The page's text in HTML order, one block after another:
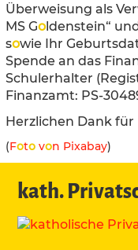
Überweisung als
MS Goldenstein“
sowie Ihr
Spende an das
Schulerhalter
Finanzamt: PS-
Herzlichen Dank für
(Foto von Pixabay)
kath.